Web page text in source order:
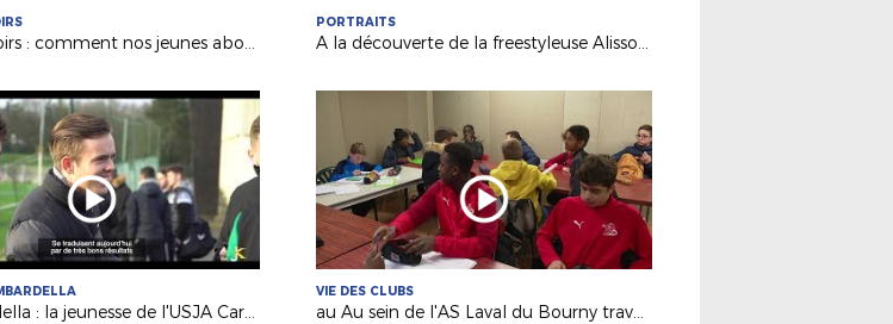
Pôle Espoirs : comment nos jeunes abordent un match amical ?
PORTRAITS
A la découverte de la freestyleuse Alisson Langlade (Le Mans)
Gambardella : la jeunesse de l'USJA Carqefou veut continuer à écrire l'histoire
VIE DES CLUBS
au Au sein de l'AS Laval du Bourny travail scolaire et football vont de pair